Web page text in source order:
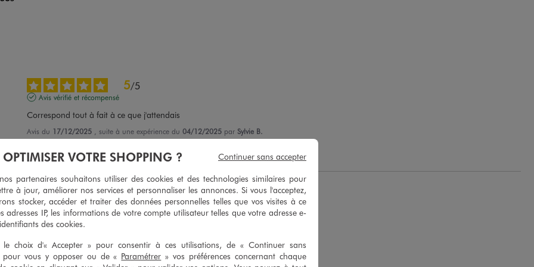
5/5
Avis vérifié et récompensé
Correspond tout à fait à ce que j'attendais
Avis du 17/12/2025 , suite à une expérience du 04/12/2025 par Sylvie B.
Utile(0) Signaler
5/ 5
Avis vérifié et récompensé
Parfait maintien des cheveux ne glisse pas et joli motif
Utile(0) Signaler
OPTIMISER VOTRE SHOPPING ?
partenaires souhaitons utiliser des cookies et des technologies similaires pour
à jour, améliorer nos services et personnaliser les annonces. Si vous l'acceptez,
stocker, accéder et traiter des données personnelles telles que vos visites à ce
adresses IP, les informations de votre compte utilisateur telles que votre adresse e-
des cookies.
le choix d'« Accepter » pour consentir à ces utilisations, de « Continuer sans
pour vous y opposer ou de « Paramétrer » vos préférences concernant chaque
Continuer sans accepter